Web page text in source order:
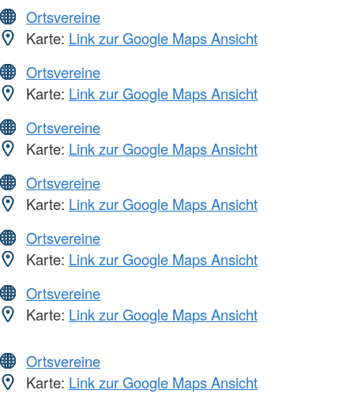
Ortsvereine
Karte: Link zur Google Maps Ansicht
Ortsvereine
Karte: Link zur Google Maps Ansicht
Ortsvereine
Karte: Link zur Google Maps Ansicht
Ortsvereine
Karte: Link zur Google Maps Ansicht
Ortsvereine
Karte: Link zur Google Maps Ansicht
Ortsvereine
Karte: Link zur Google Maps Ansicht
Ortsvereine
Karte: Link zur Google Maps Ansicht